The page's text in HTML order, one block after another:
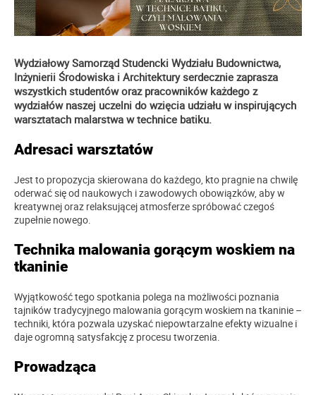
Wydziałowy Samorząd Studencki Wydziału Budownictwa,
Inżynierii Środowiska i Architektury serdecznie zaprasza
wszystkich studentów oraz pracowników każdego z
wydziałów naszej uczelni do wzięcia udziału w inspirujących
warsztatach malarstwa w technice batiku.
Adresaci warsztatów
Jest to propozycja skierowana do każdego, kto pragnie na chwilę
oderwać się od naukowych i zawodowych obowiązków, aby w
kreatywnej oraz relaksującej atmosferze spróbować czegoś
zupełnie nowego.
Technika malowania gorącym woskiem na
tkaninie
Wyjątkowość tego spotkania polega na możliwości poznania
tajników tradycyjnego malowania gorącym woskiem na tkaninie –
techniki, która pozwala uzyskać niepowtarzalne efekty wizualne i
daje ogromną satysfakcję z procesu tworzenia.
Prowadząca